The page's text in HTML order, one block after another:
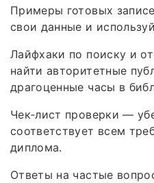
Примеры готовых
свои данные и
Лайфхаки по поиску и
найти авторитетные
драгоценные часы в
Чек‑лист проверки —
соответствует всем
диплома.
Ответы на частые